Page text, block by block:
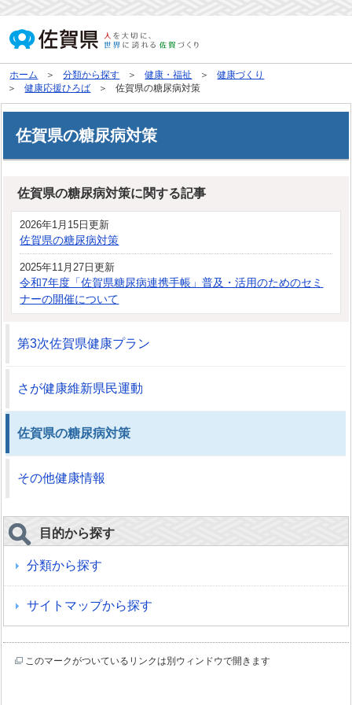
ホーム 分類から探す 健康・福祉
健康づくり
健康応援ひろば
佐賀県の糖尿病対策
佐賀県の糖尿病対策
佐賀県の糖尿病対策に関する記事
2026年1月15日更新
佐賀県の糖尿病対策
2025年11月27日更新
令和7年度「佐賀県糖尿病連携手帳」普及・活用のためのセミ
ナーの開催について
第3次佐賀県健康プラン
さが健康維新県民運動
佐賀県の糖尿病対策
その他健康情報
目的から探す
分類から探す
サイトマップから探す
このマークがついているリンクは別ウィンドウで開きます